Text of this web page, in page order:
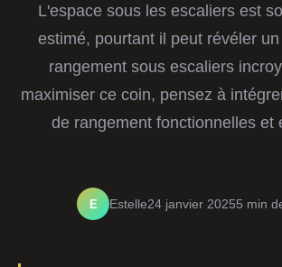
L'espace sous les escaliers est
estimé, pourtant il peut révéler
rangement sous escaliers
maximiser ce coin, pensez à
de rangement fonctionnelles et
E Estelle24 janvier 20255 min